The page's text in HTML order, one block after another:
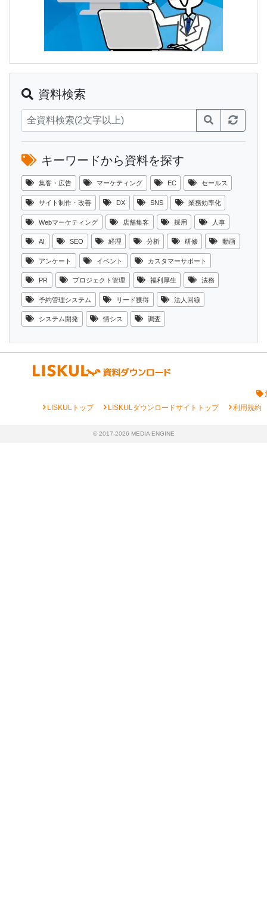
資料検索
キーワードから資料を探す
集客・広告 マーケティング EC セールス
サイト制作・改善 DX SNS 業務効率化
Webマーケティング 店舗集客 採用 人事
AI SEO 経理 分析 研修 動画
アンケート イベント カスタマーサポート
PR プロジェクト管理 福利厚生 法務
予約管理システム リード獲得 法人回線
システム開発 情シス 調査
chevron_rightLISKULトップ chevron_rightLISKULダウンロードサイトトップ chevron_right利用規約
© 2017-2026 MEDIA ENGINE